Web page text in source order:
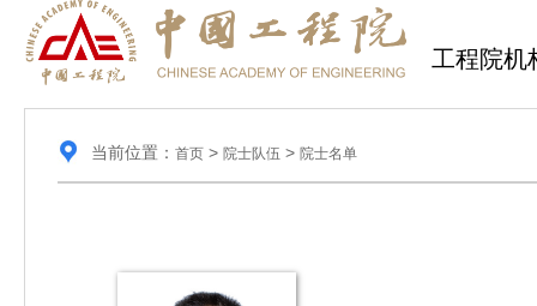
工程院机
当前位置： 首页> 院士队伍 > 院士名单